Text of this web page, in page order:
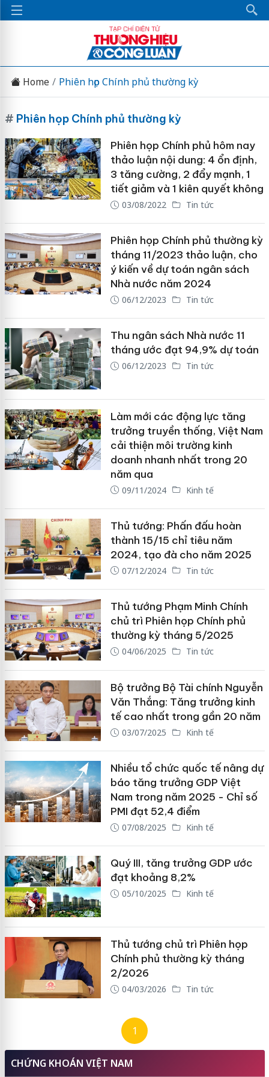
Home Phiên họp Chính phủ thường kỳ
# Phiên họp Chính phủ thường kỳ
Phiên họp Chính phủ hôm nay
thảo luận nội dung: 4 ổn định,
3 tăng cường, 2 đẩy mạnh, 1
tiết giảm và 1 kiên quyết không
03/08/2022 Tin tức
Phiên họp Chính phủ thường kỳ
tháng 11/2023 thảo luận, cho
ý kiến về dự toán ngân sách
Nhà nước năm 2024
06/12/2023 Tin tức
Thu ngân sách Nhà nước 11
tháng ước đạt 94,9% dự toán
06/12/2023 Tin tức
Làm mới các động lực tăng
trưởng truyền thống, Việt Nam
cải thiện môi trường kinh
doanh nhanh nhất trong 20
năm qua
09/11/2024 Kinh tế
Thủ tướng: Phấn đấu hoàn
thành 15/15 chỉ tiêu năm
2024, tạo đà cho năm 2025
07/12/2024 Tin tức
Thủ tướng Phạm Minh Chính
chủ trì Phiên họp Chính phủ
thường kỳ tháng 5/2025
04/06/2025 Tin tức
Bộ trưởng Bộ Tài chính Nguyễn
Văn Thắng: Tăng trưởng kinh
tế cao nhất trong gần 20 năm
03/07/2025 Kinh tế
Nhiều tổ chức quốc tế nâng dự
báo tăng trưởng GDP Việt
Nam trong năm 2025 - Chỉ số
PMI đạt 52,4 điểm
07/08/2025 Kinh tế
Quý III, tăng trưởng GDP ước
đạt khoảng 8,2%
05/10/2025 Kinh tế
Thủ tướng chủ trì Phiên họp
Chính phủ thường kỳ tháng
2/2026
04/03/2026 Tin tức
1
CHỨNG KHOÁN VIỆT NAM